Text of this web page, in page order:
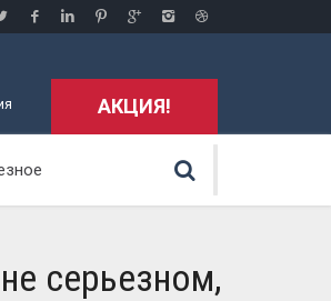
АКЦИЯ!
серьезном,